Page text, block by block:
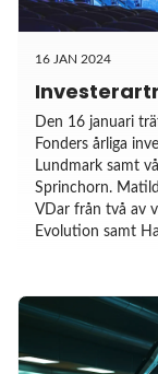
16 JAN 2024
Den 16 januari
Fonders årliga
Lundmark samt
Sprinchorn.
VDar från två av
Evolution samt